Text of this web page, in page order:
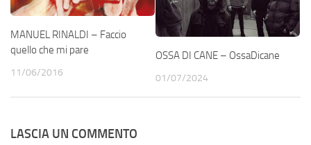
MANUEL RINALDI – Faccio
quello che mi pare
11/06/2016
OSSA DI CANE – OssaDicane
01/07/2024
LASCIA UN COMMENTO